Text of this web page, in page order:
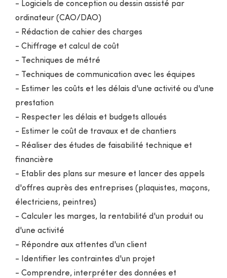
- Logiciels de conception ou dessin assisté par
ordinateur (CAO/DAO)
- Rédaction de cahier des charges
- Chiffrage et calcul de coût
- Techniques de métré
- Techniques de communication avec les équipes
- Estimer les coûts et les délais d'une activité ou d'une
prestation
- Respecter les délais et budgets alloués
- Estimer le coût de travaux et de chantiers
- Réaliser des études de faisabilité technique et
financière
- Etablir des plans sur mesure et lancer des appels
d'offres auprès des entreprises (plaquistes, maçons,
électriciens, peintres)
- Calculer les marges, la rentabilité d'un produit ou
d'une activité
- Répondre aux attentes d'un client
- Identifier les contraintes d'un projet
- Comprendre, interpréter des données et